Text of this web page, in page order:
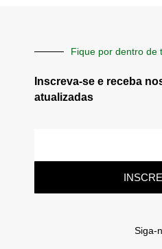
Fique por dentro de
Inscreva-se e receba
atualizadas
Siga-